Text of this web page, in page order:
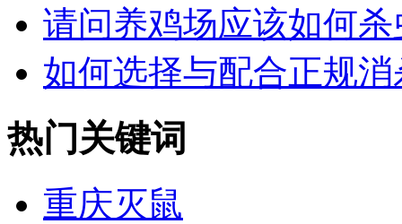
请问养鸡场应该如何杀
如何选择与配合正规消
热门关键词
重庆灭鼠